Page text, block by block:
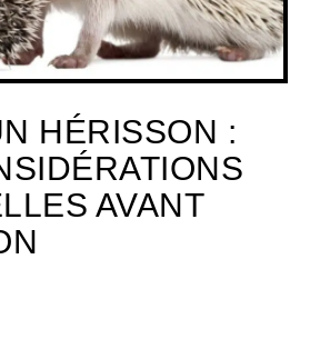
HÉRISSON :
AVANT